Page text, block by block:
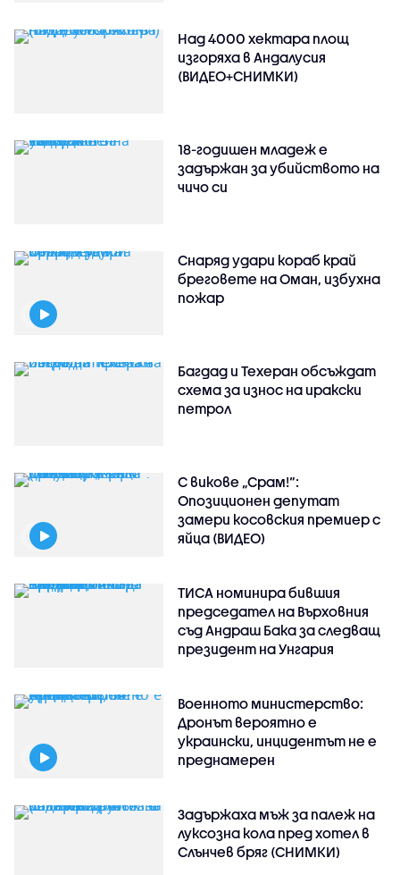
Над 4000 хектара площ
изгоряха в Андалусия
(ВИДЕО+СНИМКИ)
18-годишен младеж е
задържан за убийството на
чичо си
Снаряд удари кораб край
бреговете на Оман, избухна
пожар
Багдад и Техеран обсъждат
схема за износ на иракски
петрол
С викове „Срам!“:
Опозиционен депутат
замери косовския премиер с
яйца (ВИДЕО)
ТИСА номинира бившия
председател на Върховния
съд Андраш Бака за следващ
президент на Унгария
Военното министерство:
Дронът вероятно е
украински, инцидентът не е
преднамерен
Задържаха мъж за палеж на
луксозна кола пред хотел в
Слънчев бряг (СНИМКИ)